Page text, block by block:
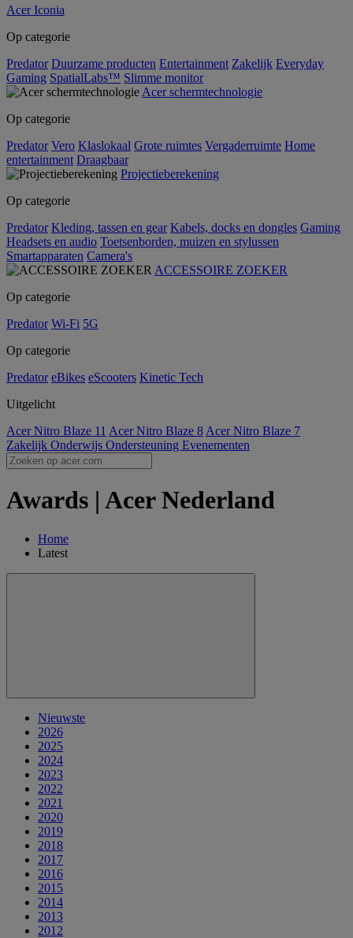
Acer Iconia
Op categorie
Predator Duurzame producten Entertainment Zakelijk Everyday
Gaming SpatialLabs™ Slimme monitor
Acer schermtechnologie
Op categorie
Predator Vero Klaslokaal Grote ruimtes Vergaderruimte Home
entertainment Draagbaar
Projectieberekening
Op categorie
Predator Kleding, tassen en gear Kabels, docks en dongles Gaming
Headsets en audio Toetsenborden, muizen en stylussen
Smartapparaten Camera's
ACCESSOIRE ZOEKER
Op categorie
Predator Wi-Fi 5G
Op categorie
Predator eBikes eScooters Kinetic Tech
Uitgelicht
Acer Nitro Blaze 11 Acer Nitro Blaze 8 Acer Nitro Blaze 7
Zakelijk Onderwijs Ondersteuning Evenementen
Awards | Acer Nederland
Home
Latest
Nieuwste
2026
2025
2024
2023
2022
2021
2020
2019
2018
2017
2016
2015
2014
2013
2012